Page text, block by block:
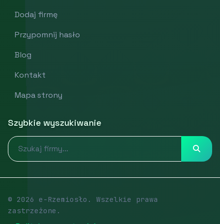
Dodaj firmę
Przypomnij hasło
Blog
Kontakt
Mapa strony
Szybkie wyszukiwanie
© 2026 e-Rzemiosło. Wszelkie prawa
zastrzeżone.